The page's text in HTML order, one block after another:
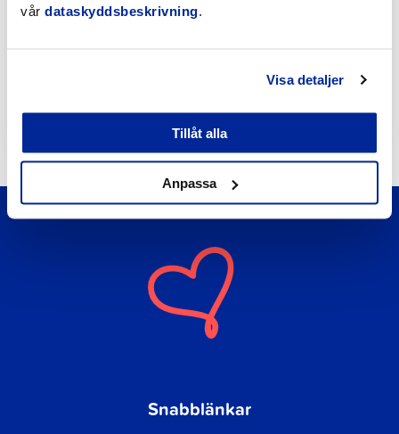
vår dataskyddsbeskrivning
Visa detaljer
Tillåt alla
Anpassa
stränder med hjälp av invånarbudgeten
6.8.2026 | Nyheter
Snabblänkar